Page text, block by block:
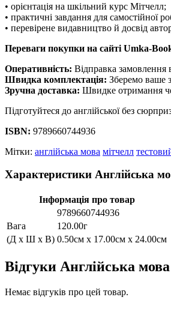
• орієнтація на шкільний курс Мітчелл;
• практичні завдання для самостійної
• перевірене видавництво й досвід
Переваги покупки на сайті Umka-
Оперативність: Відправка
Швидка комплектація: Зберемо ваше
Зручна доставка: Швидке отримання
Підготуйтеся до англійської без
ISBN: 9789660744936
Мітки: англійська мова мітчелл
Характеристики Англійська
Інформація про товар
9789660744936
Вага
120.00г
(Д x Ш x В) 0.50см x 17.00см x 24.00см
Відгуки Англійська
Немає відгуків про цей товар.